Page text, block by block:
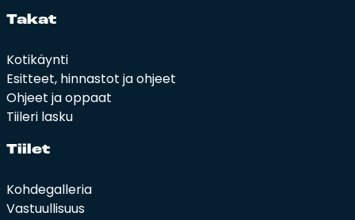
Ta­kat
Kotikäynti
Esitteet, hinnastot ja ohjeet
Ohjeet ja oppaat
Tiileri lasku
Tii­let
Kohdegalleria
Vastuullisuus